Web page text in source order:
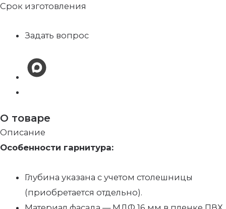
Срок изготовления
Задать вопрос
О товаре
Описание
Особенности гарнитура:
Глубина указана с учетом столешницы
(приобретается отдельно).